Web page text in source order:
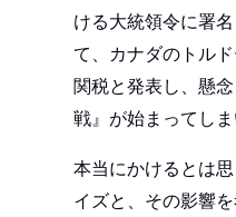
ける大統領令に署
て、カナダのトル
関税と発表し、懸
戦』が始まってしま
本当にかけるとは
イズと、その影響